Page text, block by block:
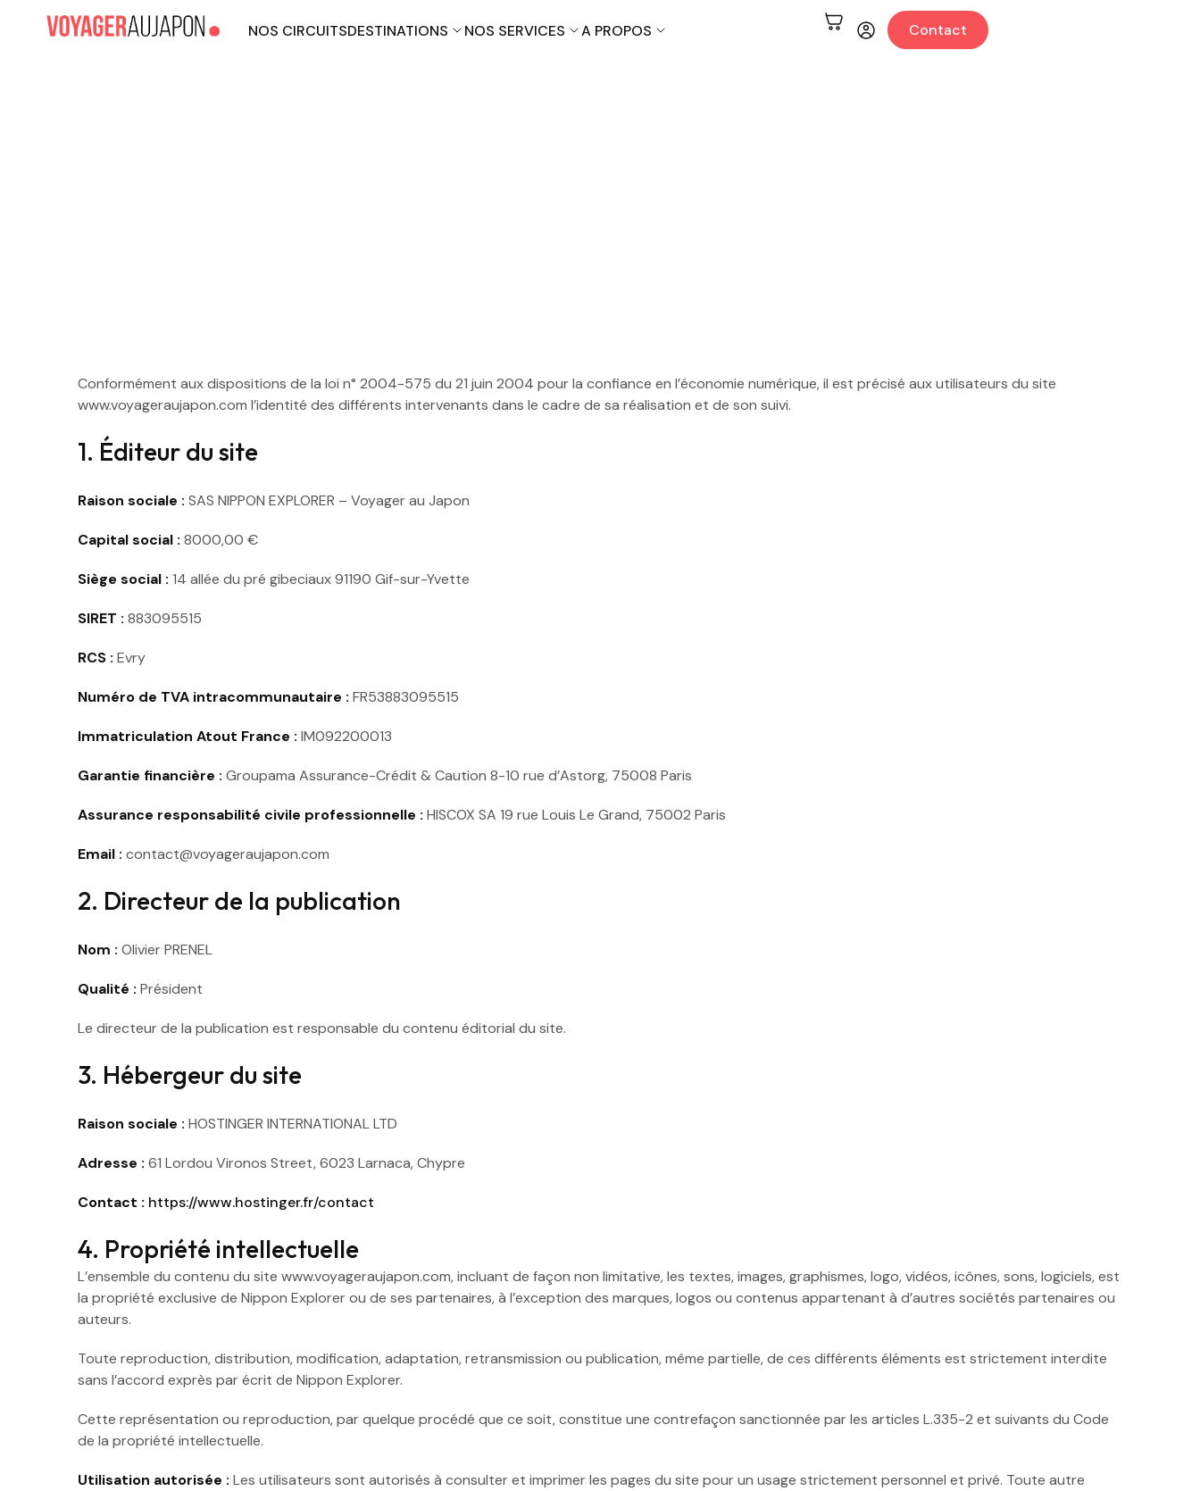
NOS CIRCUITSDESTINATIONS NOS SERVICES A PROPOS Contact
Conformément aux dispositions de la loi n° 2004-575 du 21 juin 2004 pour la confiance en l’économie numérique, il est précisé aux utilisateurs du site
www.voyageraujapon.com l’identité des différents intervenants dans le cadre de sa réalisation et de son suivi.
1. Éditeur du site
Raison sociale : SAS NIPPON EXPLORER – Voyager au Japon
Capital social : 8000,00 €
Siège social : 14 allée du pré gibeciaux 91190 Gif-sur-Yvette
SIRET : 883095515
RCS : Evry
Numéro de TVA intracommunautaire : FR53883095515
Immatriculation Atout France : IM092200013
Garantie financière : Groupama Assurance-Crédit & Caution 8-10 rue d’Astorg, 75008 Paris
Assurance responsabilité civile professionnelle : HISCOX SA 19 rue Louis Le Grand, 75002 Paris
Email : contact@voyageraujapon.com
2. Directeur de la publication
Nom : Olivier PRENEL
Qualité : Président
Le directeur de la publication est responsable du contenu éditorial du site.
3. Hébergeur du site
Raison sociale : HOSTINGER INTERNATIONAL LTD
Adresse : 61 Lordou Vironos Street, 6023 Larnaca, Chypre
Contact : https://www.hostinger.fr/contact
4. Propriété intellectuelle
L’ensemble du contenu du site www.voyageraujapon.com, incluant de façon non limitative, les textes, images, graphismes, logo, vidéos, icônes, sons, logiciels, est
la propriété exclusive de Nippon Explorer ou de ses partenaires, à l’exception des marques, logos ou contenus appartenant à d’autres sociétés partenaires ou
auteurs.
Toute reproduction, distribution, modification, adaptation, retransmission ou publication, même partielle, de ces différents éléments est strictement interdite
sans l’accord exprès par écrit de Nippon Explorer.
Cette représentation ou reproduction, par quelque procédé que ce soit, constitue une contrefaçon sanctionnée par les articles L.335-2 et suivants du Code
de la propriété intellectuelle.
Utilisation autorisée : Les utilisateurs sont autorisés à consulter et imprimer les pages du site pour un usage strictement personnel et privé. Toute autre